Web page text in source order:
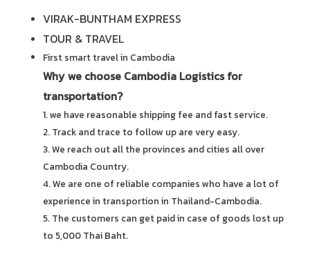
VIRAK-BUNTHAM EXPRESS
TOUR & TRAVEL
First smart travel in Cambodia
Why we choose Cambodia Logistics for
transportation?
1. we have reasonable shipping fee and fast service.
2. Track and trace to follow up are very easy.
3. We reach out all the provinces and cities all over
Cambodia Country.
4. We are one of reliable companies who have a lot of
experience in transportion in Thailand-Cambodia.
5. The customers can get paid in case of goods lost up
to 5,000 Thai Baht.